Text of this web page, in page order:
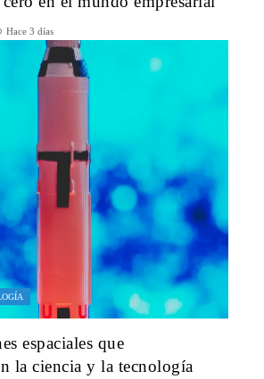
Hace 3 días
espaciales que
la ciencia y la tecnología